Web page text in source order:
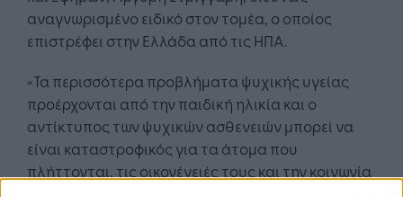
αναγνωρισμένο ειδικό στον τομέα, ο οποίος
επιστρέφει στην Ελλάδα από τις ΗΠΑ.
«Τα περισσότερα προβλήματα ψυχικής υγείας
προέρχονται από την παιδική ηλικία και ο
αντίκτυπος των ψυχικών ασθενειών μπορεί να
είναι καταστροφικός για τα άτομα που
πλήττονται, τις οικογένειές τους και την κοινωνία